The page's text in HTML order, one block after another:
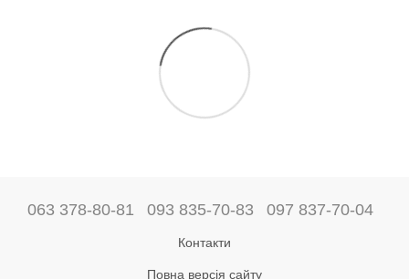
063 378-80-81 093 835-70-83 097 837-70-04
Контакти
Повна версія сайту